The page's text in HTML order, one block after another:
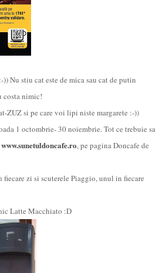
Nu stiu cat este de mica sau cat de putin
costa nimic!
ZUZ si pe care voi lipi niste margarete :-))
1 octombrie- 30 noiembrie. Tot ce trebuie sa
www.sunetuldoncafe.ro, pe pagina Doncafe de
zi si scuterele Piaggio, unul in fiecare
Latte Macchiato :D